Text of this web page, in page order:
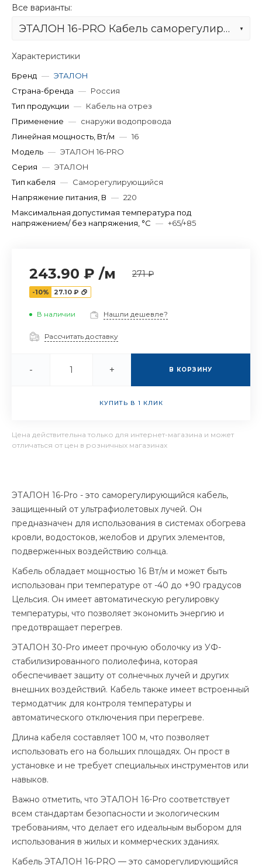
Все варианты:
ЭТАЛОН 16-PRO Кабель саморегулирующийся с защитой от УФ
Характеристики
Бренд — ЭТАЛОН
Страна-бренда — Россия
Тип продукции — Кабель на отрез
Применение — снаружи водопровода
Линейная мощность, Вт/м — 16
Модель — ЭТАЛОН 16-PRO
Серия — ЭТАЛОН
Тип кабеля — Саморегулирующийся
Напряжение питания, В — 220
Максимальная допустимая температура под
напряжением/ без напряжения, °C — +65/+85
243.90 ₽ /м 271 ₽
-10% 27.10 ₽
В наличии Нашли дешевле?
Рассчитать доставку
- + В КОРЗИНУ
КУПИТЬ В 1 КЛИК
Цена действительна только для интернет-магазина и может
отличаться от цен в розничных магазинах
ЭТАЛОН 16-Pro - это саморегулирующийся кабель,
защищенный от ультрафиолетовых лучей. Он
предназначен для использования в системах обогрева
кровли, водостоков, желобов и других элементов,
подверженных воздействию солнца.
Кабель обладает мощностью 16 Вт/м и может быть
использован при температуре от -40 до +90 градусов
Цельсия. Он имеет автоматическую регулировку
температуры, что позволяет экономить энергию и
предотвращает перегрев.
ЭТАЛОН 30-Pro имеет прочную оболочку из УФ-
стабилизированного полиолефина, которая
обеспечивает защиту от солнечных лучей и других
внешних воздействий. Кабель также имеет встроенный
термодатчик для контроля температуры и
автоматического отключения при перегреве.
Длина кабеля составляет 100 м, что позволяет
использовать его на больших площадях. Он прост в
установке и не требует специальных инструментов или
навыков.
Важно отметить, что ЭТАЛОН 16-Pro соответствует
всем стандартам безопасности и экологическим
требованиям, что делает его идеальным выбором для
использования в жилых и коммерческих зданиях.
Кабель ЭТАЛОН 16-PRO — это саморегулирующийся